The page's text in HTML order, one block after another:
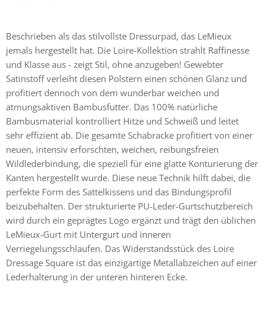
Beschrieben als das stilvollste Dressurpad, das LeMieux
jemals hergestellt hat. Die Loire-Kollektion strahlt Raffinesse
und Klasse aus - zeigt Stil, ohne anzugeben! Gewebter
Satinstoff verleiht diesen Polstern einen schönen Glanz und
profitiert dennoch von dem wunderbar weichen und
atmungsaktiven Bambusfutter. Das 100% natürliche
Bambusmaterial kontrolliert Hitze und Schweiß und leitet
sehr effizient ab. Die gesamte Schabracke profitiert von einer
neuen, intensiv erforschten, weichen, reibungsfreien
Wildlederbindung, die speziell für eine glatte Konturierung der
Kanten hergestellt wurde. Diese neue Technik hilft dabei, die
perfekte Form des Sattelkissens und das Bindungsprofil
beizubehalten. Der strukturierte PU-Leder-Gurtschutzbereich
wird durch ein geprägtes Logo ergänzt und trägt den üblichen
LeMieux-Gurt mit Untergurt und inneren
Verriegelungsschlaufen. Das Widerstandsstück des Loire
Dressage Square ist das einzigartige Metallabzeichen auf einer
Lederhalterung in der unteren hinteren Ecke.